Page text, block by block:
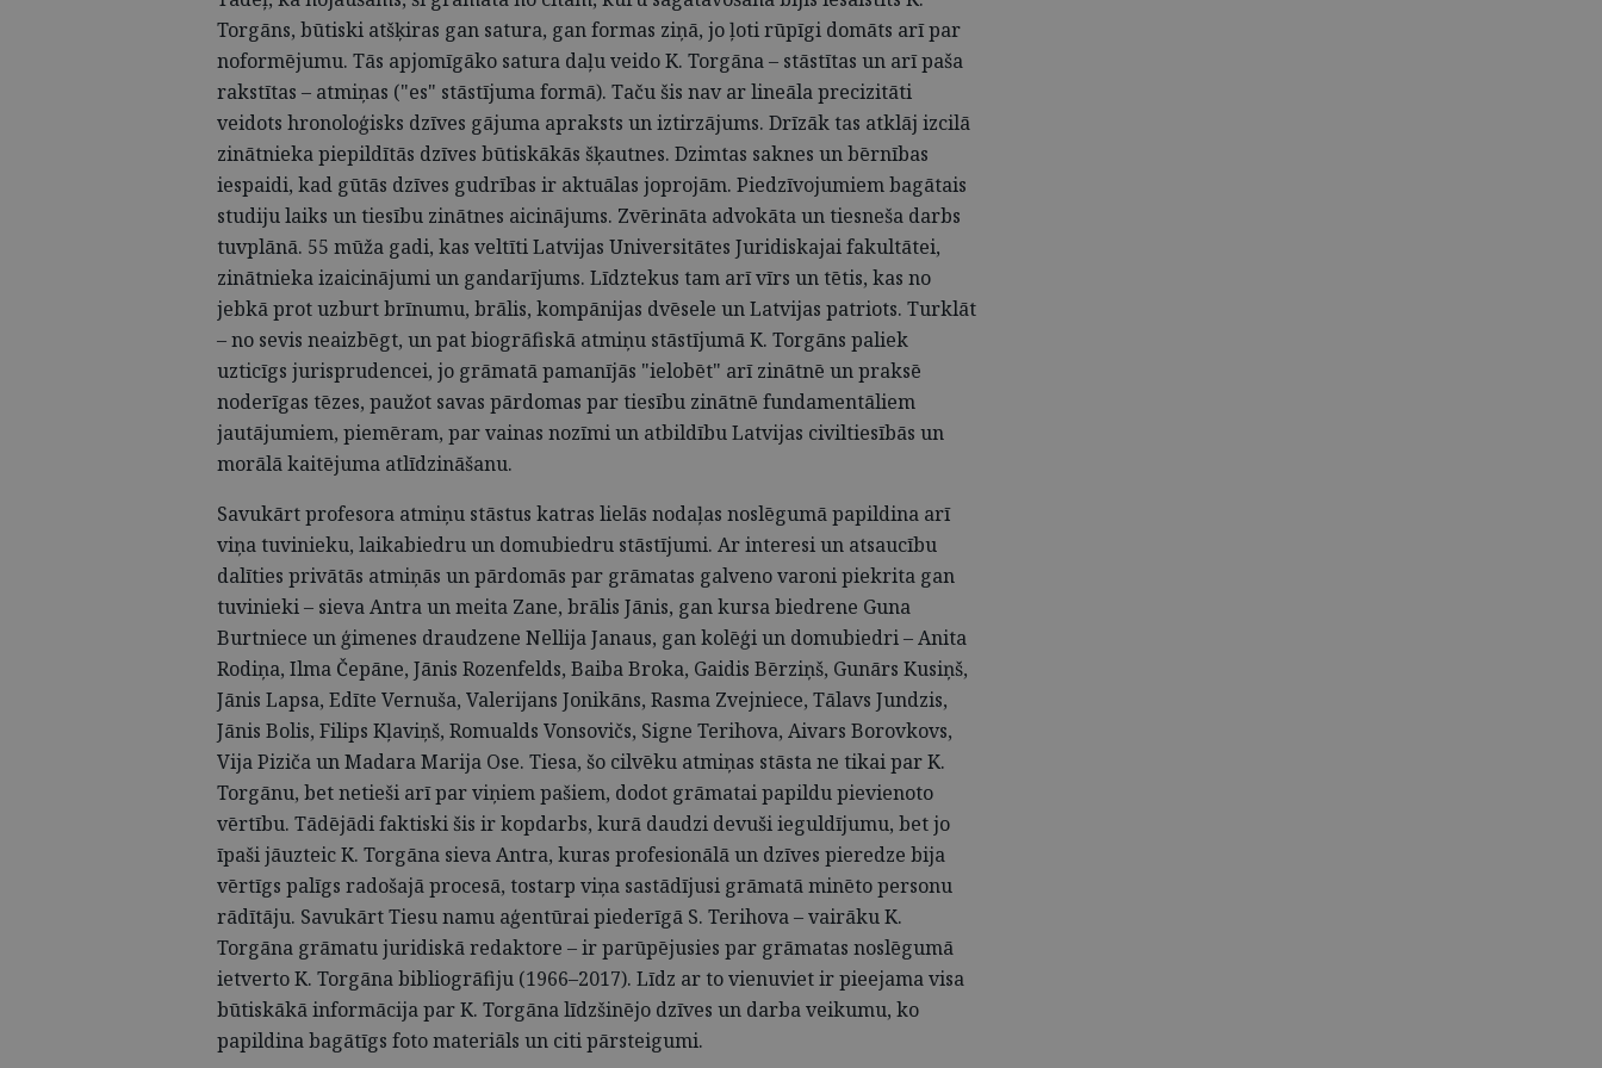
Torgāns, būtiski atšķiras gan satura, gan formas ziņā, jo ļoti rūpīgi domāts arī par
noformējumu. Tās apjomīgāko satura daļu veido K. Torgāna – stāstītas un arī paša
rakstītas – atmiņas ("es" stāstījuma formā). Taču šis nav ar lineāla precizitāti
veidots hronoloģisks dzīves gājuma apraksts un iztirzājums. Drīzāk tas atklāj izcilā
zinātnieka piepildītās dzīves būtiskākās šķautnes. Dzimtas saknes un bērnības
iespaidi, kad gūtās dzīves gudrības ir aktuālas joprojām. Piedzīvojumiem bagātais
studiju laiks un tiesību zinātnes aicinājums. Zvērināta advokāta un tiesneša darbs
tuvplānā. 55 mūža gadi, kas veltīti Latvijas Universitātes Juridiskajai fakultātei,
zinātnieka izaicinājumi un gandarījums. Līdztekus tam arī vīrs un tētis, kas no
jebkā prot uzburt brīnumu, brālis, kompānijas dvēsele un Latvijas patriots. Turklāt
– no sevis neaizbēgt, un pat biogrāfiskā atmiņu stāstījumā K. Torgāns paliek
uzticīgs jurisprudencei, jo grāmatā pamanījās "ielobēt" arī zinātnē un praksē
noderīgas tēzes, paužot savas pārdomas par tiesību zinātnē fundamentāliem
jautājumiem, piemēram, par vainas nozīmi un atbildību Latvijas civiltiesībās un
morālā kaitējuma atlīdzināšanu.
Savukārt profesora atmiņu stāstus katras lielās nodaļas noslēgumā papildina arī
viņa tuvinieku, laikabiedru un domubiedru stāstījumi. Ar interesi un atsaucību
dalīties privātās atmiņās un pārdomās par grāmatas galveno varoni piekrita gan
tuvinieki – sieva Antra un meita Zane, brālis Jānis, gan kursa biedrene Guna
Burtniece un ģimenes draudzene Nellija Janaus, gan kolēģi un domubiedri – Anita
Rodiņa, Ilma Čepāne, Jānis Rozenfelds, Baiba Broka, Gaidis Bērziņš, Gunārs Kusiņš,
Jānis Lapsa, Edīte Vernuša, Valerijans Jonikāns, Rasma Zvejniece, Tālavs Jundzis,
Jānis Bolis, Filips Kļaviņš, Romualds Vonsovičs, Signe Terihova, Aivars Borovkovs,
Vija Piziča un Madara Marija Ose. Tiesa, šo cilvēku atmiņas stāsta ne tikai par K.
Torgānu, bet netieši arī par viņiem pašiem, dodot grāmatai papildu pievienoto
vērtību. Tādējādi faktiski šis ir kopdarbs, kurā daudzi devuši ieguldījumu, bet jo
īpaši jāuzteic K. Torgāna sieva Antra, kuras profesionālā un dzīves pieredze bija
vērtīgs palīgs radošajā procesā, tostarp viņa sastādījusi grāmatā minēto personu
rādītāju. Savukārt Tiesu namu aģentūrai piederīgā S. Terihova – vairāku K.
Torgāna grāmatu juridiskā redaktore – ir parūpējusies par grāmatas noslēgumā
ietverto K. Torgāna bibliogrāfiju (1966–2017). Līdz ar to vienuviet ir pieejama visa
būtiskākā informācija par K. Torgāna līdzšinējo dzīves un darba veikumu, ko
papildina bagātīgs foto materiāls un citi pārsteigumi.